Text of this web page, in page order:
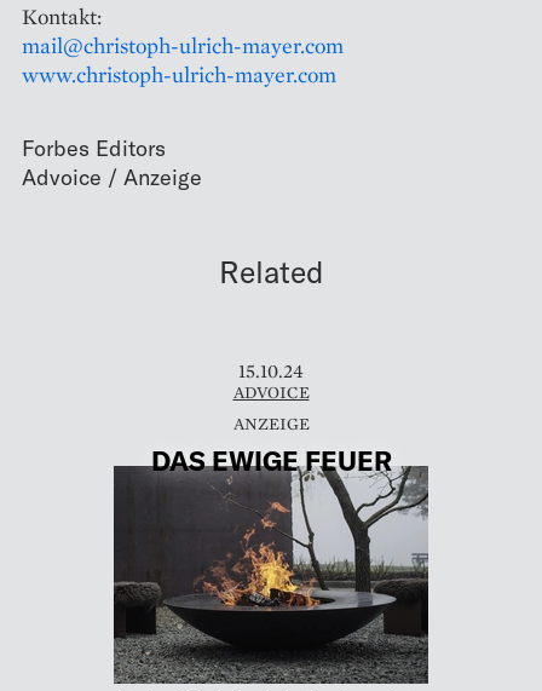
Kontakt:
mail@christoph-ulrich-mayer.com
www.christoph-ulrich-mayer.com
Forbes Editors
Related
15.10.24
ADVOICE
DAS EWIGE FEUER